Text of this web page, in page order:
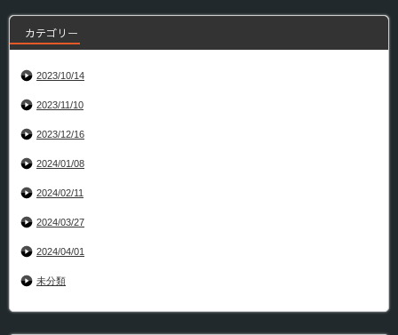
カテゴリー
2023/10/14
2023/11/10
2023/12/16
2024/01/08
2024/02/11
2024/03/27
2024/04/01
未分類